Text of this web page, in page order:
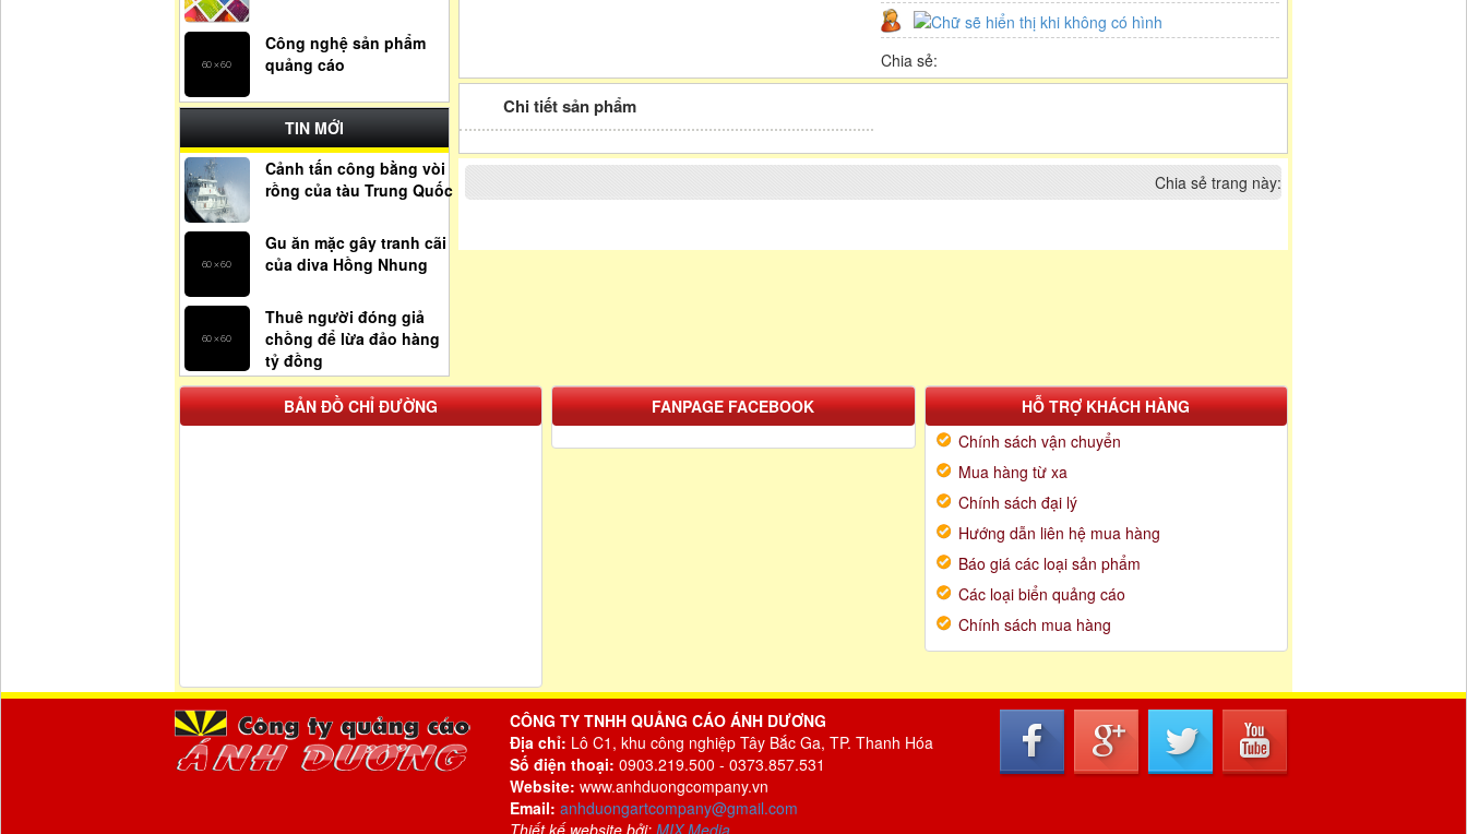
Công nghệ sản phẩm
quảng cáo
TIN MỚI
Cảnh tấn công bằng vòi
rồng của tàu Trung Quốc
Gu ăn mặc gây tranh cãi
của diva Hồng Nhung
Thuê người đóng giả
chồng để lừa đảo hàng
tỷ đồng
Chia sẻ:
Chi tiết sản phẩm
Chia sẻ trang này:
BẢN ĐỒ CHỈ ĐƯỜNG FANPAGE FACEBOOK
HỖ TRỢ KHÁCH HÀNG
Chính sách vận chuyển
Mua hàng từ xa
Chính sách đại lý
Hướng dẫn liên hệ mua hàng
Báo giá các loại sản phẩm
Các loại biển quảng cáo
Chính sách mua hàng
CÔNG TY TNHH QUẢNG CÁO ÁNH DƯƠNG
Địa chỉ: Lô C1, khu công nghiệp Tây Bắc Ga, TP. Thanh Hóa
Số điện thoại: 0903.219.500 - 0373.857.531
Website: www.anhduongcompany.vn
Email: anhduongartcompany@gmail.com